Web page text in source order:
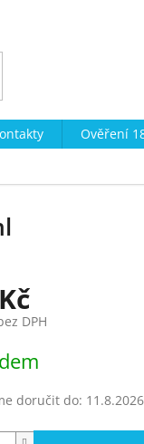
Ověření
DPH
doručit do: 11.8.2026